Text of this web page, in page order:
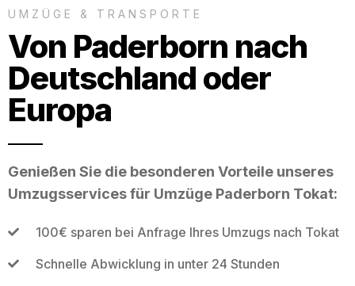
UMZÜGE & TRANSPORTE
Von Paderborn nach
Deutschland oder
Europa
Genießen Sie die besonderen Vorteile unseres
Umzugsservices für Umzüge Paderborn Tokat:
100€ sparen bei Anfrage Ihres Umzugs nach Tokat
Schnelle Abwicklung in unter 24 Stunden